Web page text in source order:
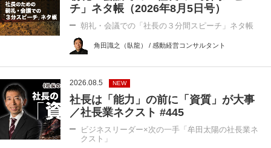
チ」ネタ帳（2026年8月5日号）
朝礼・会議での「社長の３分間スピーチ」ネタ帳
角田識之（臥龍） / 感動経営コンサルタント
2026.08.5 NEW
社長は「能力」の前に「資質」が大事
／社長業ネクスト #445
ビジネスリーダー×次の一手「牟田太陽の社長業ネ
クスト」